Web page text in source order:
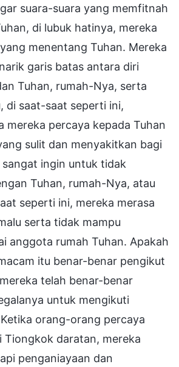
suara-suara yang memfitnah
di lubuk hatinya, mereka
menentang Tuhan. Mereka
garis batas antara diri
Tuhan, rumah-Nya, serta
di saat-saat seperti ini,
mereka percaya kepada Tuhan
sulit dan menyakitkan bagi
sangat ingin untuk tidak
Tuhan, rumah-Nya, atau
seperti ini, mereka merasa
serta tidak mampu
anggota rumah Tuhan. Apakah
itu benar-benar pengikut
telah benar-benar
untuk mengikuti
orang-orang percaya
Tiongkok daratan, mereka
penganiayaan dan